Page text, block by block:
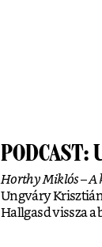
PODCAST:
Horthy Miklós – A
Ungváry Krisztián
Hallgasd vissza a